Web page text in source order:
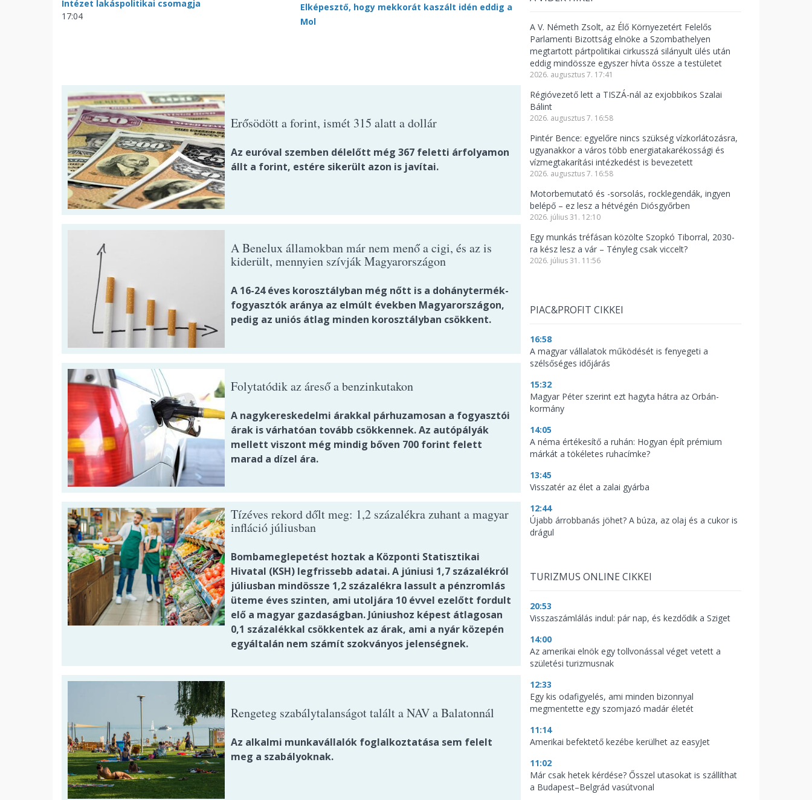
Intézet lakáspolitikai csomagja
17:04
Elképesztő, hogy mekkorát kaszált idén eddig a
Mol
Erősödött a forint, ismét 315 alatt a dollár
Az euróval szemben délelőtt még 367 feletti árfolyamon
állt a forint, estére sikerült azon is javítai.
A Benelux államokban már nem menő a cigi, és az is
kiderült, mennyien szívják Magyarországon
A 16-24 éves korosztályban még nőtt is a dohánytermék-
fogyasztók aránya az elmúlt években Magyarországon,
pedig az uniós átlag minden korosztályban csökkent.
Folytatódik az áreső a benzinkutakon
A nagykereskedelmi árakkal párhuzamosan a fogyasztói
árak is várhatóan tovább csökkennek. Az autópályák
mellett viszont még mindig bőven 700 forint felett
marad a dízel ára.
Tízéves rekord dőlt meg: 1,2 százalékra zuhant a magyar
infláció júliusban
Bombameglepetést hoztak a Központi Statisztikai
Hivatal (KSH) legfrissebb adatai. A júniusi 1,7 százalékról
júliusban mindössze 1,2 százalékra lassult a pénzromlás
üteme éves szinten, ami utoljára 10 évvel ezelőtt fordult
elő a magyar gazdaságban. Júniushoz képest átlagosan
0,1 százalékkal csökkentek az árak, ami a nyár közepén
egyáltalán nem számít szokványos jelenségnek.
Rengeteg szabálytalanságot talált a NAV a Balatonnál
Az alkalmi munkavállalók foglalkoztatása sem felelt
meg a szabályoknak.
A V. Németh Zsolt, az Élő Környezetért Felelős
Parlamenti Bizottság elnöke a Szombathelyen
megtartott pártpolitikai cirkusszá silányult ülés után
eddig mindössze egyszer hívta össze a testületet
2026. augusztus 7. 17:41
Régióvezető lett a TISZÁ-nál az exjobbikos Szalai
Bálint
2026. augusztus 7. 16:58
Pintér Bence: egyelőre nincs szükség vízkorlátozásra,
ugyanakkor a város több energiatakarékossági és
vízmegtakarítási intézkedést is bevezetett
2026. augusztus 7. 16:58
Motorbemutató és -sorsolás, rocklegendák, ingyen
belépő – ez lesz a hétvégén Diósgyőrben
2026. július 31. 12:10
Egy munkás tréfásan közölte Szopkó Tiborral, 2030-
ra kész lesz a vár – Tényleg csak viccelt?
2026. július 31. 11:56
PIAC&PROFIT CIKKEI
16:58
A magyar vállalatok működését is fenyegeti a
szélsőséges időjárás
15:32
Magyar Péter szerint ezt hagyta hátra az Orbán-
kormány
14:05
A néma értékesítő a ruhán: Hogyan épít prémium
márkát a tökéletes ruhacímke?
13:45
Visszatér az élet a zalai gyárba
12:44
Újabb árrobbanás jöhet? A búza, az olaj és a cukor is
drágul
TURIZMUS ONLINE CIKKEI
20:53
Visszaszámlálás indul: pár nap, és kezdődik a Sziget
14:00
Az amerikai elnök egy tollvonással véget vetett a
születési turizmusnak
12:33
Egy kis odafigyelés, ami minden bizonnyal
megmentette egy szomjazó madár életét
11:14
Amerikai befektető kezébe kerülhet az easyJet
11:02
Már csak hetek kérdése? Ősszel utasokat is szállíthat
a Budapest–Belgrád vasútvonal